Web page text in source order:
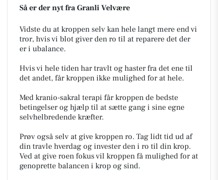
Så er der nyt fra Granli Velvære
Vidste du at kroppen selv kan hele langt mere end vi
tror, hvis vi blot giver den ro til at reparere det der
er i ubalance. ‍
Hvis vi hele tiden har travlt og haster fra det ene til
det andet, får kroppen ikke mulighed for at hele.
Med kranio-sakral terapi får kroppen de bedste
betingelser og hjælp til at sætte gang i sine egne
selvhelbredende kræfter.
Prøv også selv at give kroppen ro. Tag lidt tid ud af
din travle hverdag og invester den i ro til din krop.
Ved at give roen fokus vil kroppen få mulighed for at
genoprette balancen i krop og sind.